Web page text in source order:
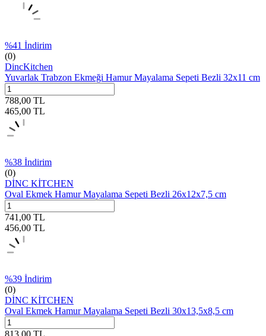
%41 İndirim
(0)
DincKitchen
Yuvarlak Trabzon Ekmeği Hamur Mayalama Sepeti Bezli 32x11 cm
788,00 TL
465,00 TL
%38 İndirim
(0)
DİNC KİTCHEN
Oval Ekmek Hamur Mayalama Sepeti Bezli 26x12x7,5 cm
741,00 TL
456,00 TL
%39 İndirim
(0)
DİNC KİTCHEN
Oval Ekmek Hamur Mayalama Sepeti Bezli 30x13,5x8,5 cm
813,00 TL